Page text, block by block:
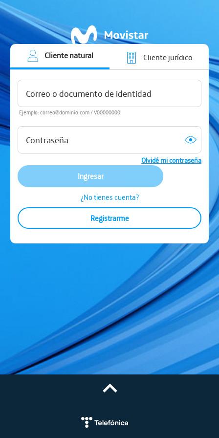
Cliente natural Cliente jurídico
Ejemplo: correo@dominio.com / V00000000
Olvidé mi contraseña
Ingresar
¿No tienes cuenta?
Registrarme